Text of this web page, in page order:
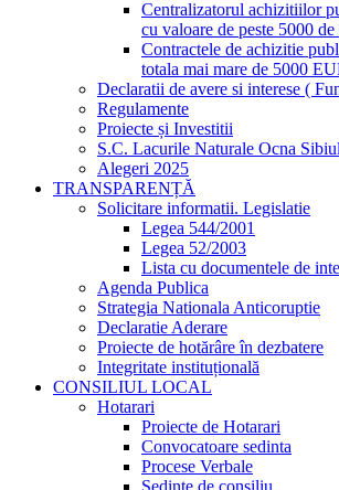
Centralizatorul achizitiilor
cu valoare de peste 5000 de
Contractele de achizitie
totala mai mare de 5000
Declaratii de avere si interese (
Regulamente
Proiecte și Investitii
S.C. Lacurile Naturale Ocna
Alegeri 2025
TRANSPARENȚĂ
Solicitare informatii. Legislatie
Legea 544/2001
Legea 52/2003
Lista cu documentele de
Agenda Publica
Strategia Nationala Anticoruptie
Declaratie Aderare
Proiecte de hotărâre în dezbatere
Integritate instituțională
CONSILIUL LOCAL
Hotarari
Proiecte de Hotarari
Convocatoare sedinta
Procese Verbale